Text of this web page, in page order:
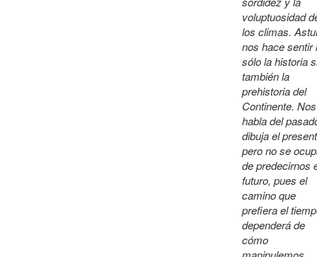
voluptuosidad
los climas.
nos hace sentir
sólo la historia
también la
prehistoria del
Continente. Nos
habla del
dibuja el
pero no se
de predecirnos
futuro, pues el
camino que
prefiera el
dependerá de
cómo